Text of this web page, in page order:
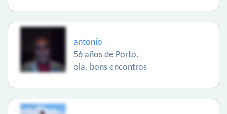
antonio
56 años de Porto.
ola. bons encontros